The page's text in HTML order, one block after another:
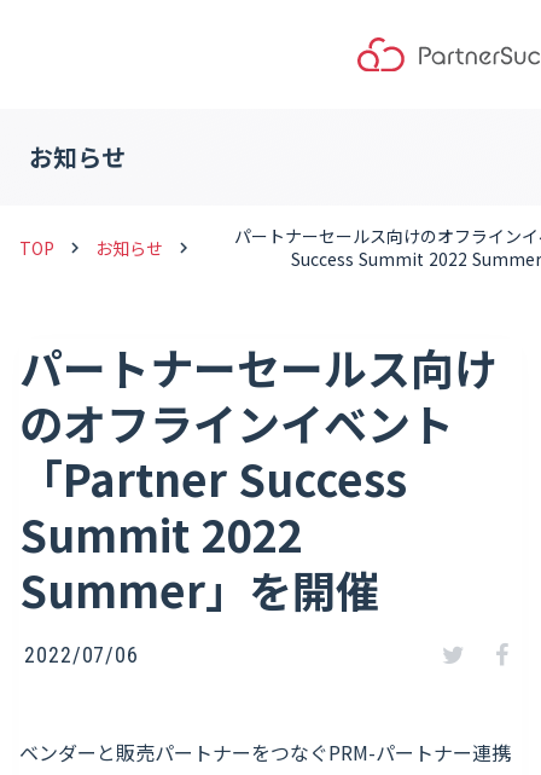
お知らせ
TOP keyboard_arrow_right お知らせ keyboard_arrow_right
パートナーセールス向けのオフライン
Success Summit 2022
パートナーセールス向け
のオフラインイベント
「Partner Success
Summit 2022
Summer」を開催
2022/07/06
ベンダーと販売パートナーをつなぐPRM-パートナー連携